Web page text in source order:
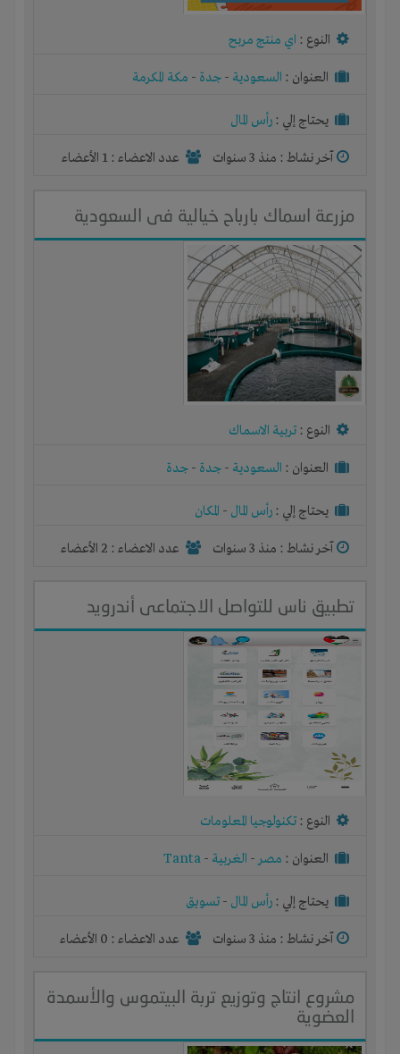
النوع : اي منتج مربح
العنوان : السعودية - جدة - مكة المكرمة
يحتاج إلي : رأس المال
آخر نشاط : منذ 3 سنوات عدد الاعضاء : 1 الأعضاء
مزرعة اسماك بارباح خيالية فى السعودية
النوع : تربية الاسماك
العنوان : السعودية - جدة - جدة
يحتاج إلي : رأس المال - المكان
آخر نشاط : منذ 3 سنوات عدد الاعضاء : 2 الأعضاء
تطبيق ناس للتواصل الاجتماعى أندرويد
النوع : تكنولوجيا المعلومات
العنوان : مصر- الغربية -
Tanta
يحتاج إلي : رأس المال - تسويق
آخر نشاط : منذ 3 سنوات عدد الاعضاء : 0 الأعضاء
مشروع انتاج وتوزيع تربة البيتموس والأسمدة
العضوية